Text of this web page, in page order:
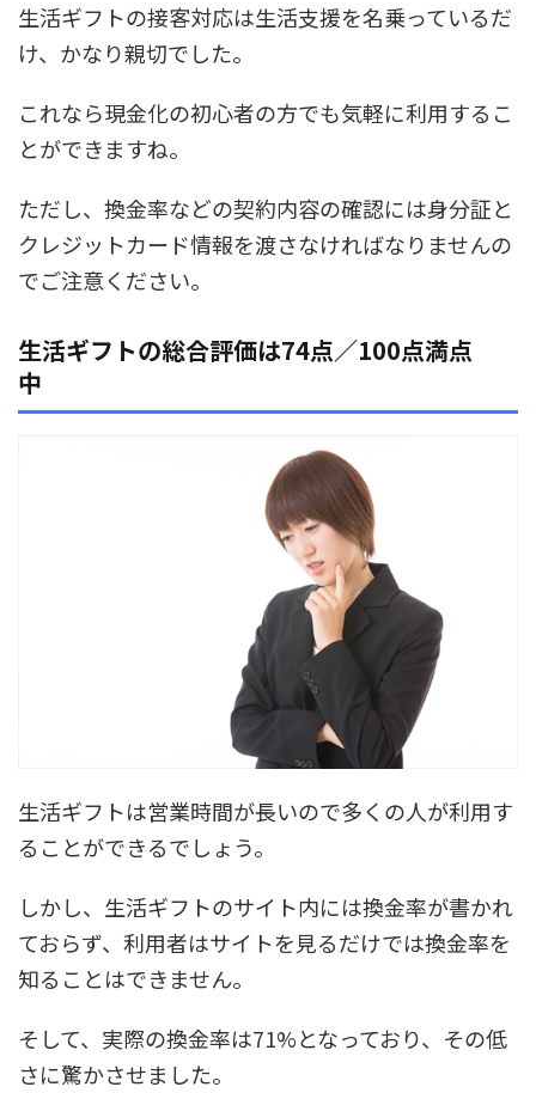
生活ギフトの接客対応は生活支援を名乗っているだ
け、かなり親切でした。
これなら現金化の初心者の方でも気軽に利用するこ
とができますね。
ただし、換金率などの契約内容の確認には身分証と
クレジットカード情報を渡さなければなりませんの
でご注意ください。
生活ギフトの総合評価は74点／100点満点
中
生活ギフトは営業時間が長いので多くの人が利用す
ることができるでしょう。
しかし、生活ギフトのサイト内には換金率が書かれ
ておらず、利用者はサイトを見るだけでは換金率を
知ることはできません。
そして、実際の換金率は71%となっており、その低
さに驚かさせました。